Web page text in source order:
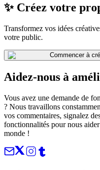
✨ Créez votre
Transformez vos idées
votre public.
Commencer à
Aidez-nous à
Vous avez une demande de
? Nous travaillons
vos commentaires, signalez
fonctionnalités pour nous
monde !